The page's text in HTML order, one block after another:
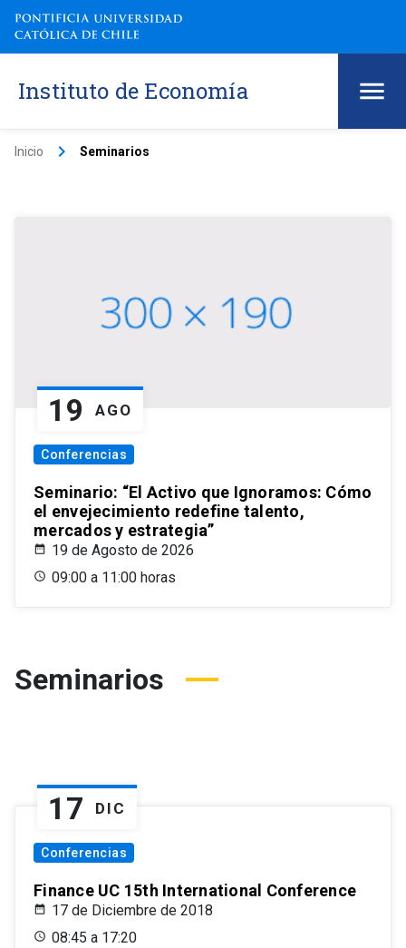
Instituto de Economía
Inicio keyboard_arrow_right Seminarios
19 AGO
Conferencias
Seminario: “El Activo que Ignoramos: Cómo
el envejecimiento redefine talento,
mercados y estrategia”
19 de Agosto de 2026
09:00 a 11:00 horas
Seminarios
17 DIC
Conferencias
Finance UC 15th International Conference
17 de Diciembre de 2018
08:45 a 17:20